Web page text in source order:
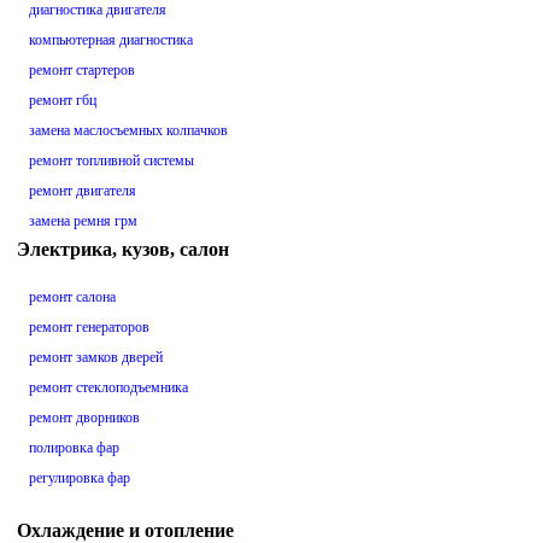
диагностика двигателя
компьютерная диагностика
ремонт стартеров
ремонт гбц
замена маслосъемных колпачков
ремонт топливной системы
ремонт двигателя
замена ремня грм
Электрика, кузов, салон
ремонт салона
ремонт генераторов
ремонт замков дверей
ремонт стеклоподъемника
ремонт дворников
полировка фар
регулировка фар
Охлаждение и отопление